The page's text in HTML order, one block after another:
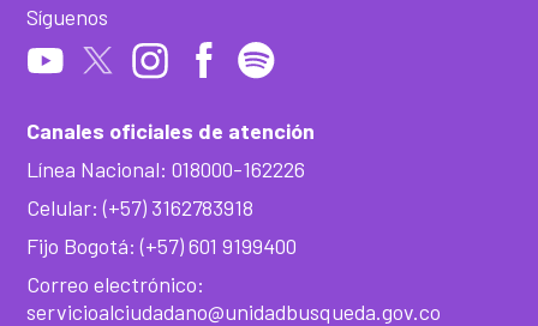
Canales oficiales de atención
Línea Nacional: 018000-162226
Celular: (+57) 3162783918
Fijo Bogotá: (+57) 601 9199400
Correo electrónico:
servicioalciudadano@unidadbusqueda.gov.co
Síguenos